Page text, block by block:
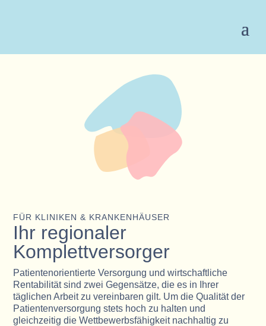
FÜR KLINIKEN & KRANKENHÄUSER
Ihr regionaler
Komplettversorger
Patientenorientierte Versorgung und wirtschaftliche
Rentabilität sind zwei Gegensätze, die es in Ihrer
täglichen Arbeit zu vereinbaren gilt. Um die Qualität der
Patientenversorgung stets hoch zu halten und
gleichzeitig die Wettbewerbsfähigkeit nachhaltig zu